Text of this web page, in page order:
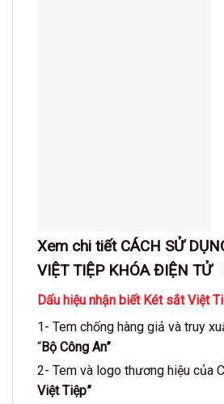
Xem chi tiết CÁCH SỬ
VIỆT TIỆP KHÓA ĐIỆN TỬ
Dấu hiệu nhận biết Két sắt Việt
1- Tem chống hàng giả và truy
“Bộ Công An”
2- Tem và logo thương hiệu của
Việt Tiệp”